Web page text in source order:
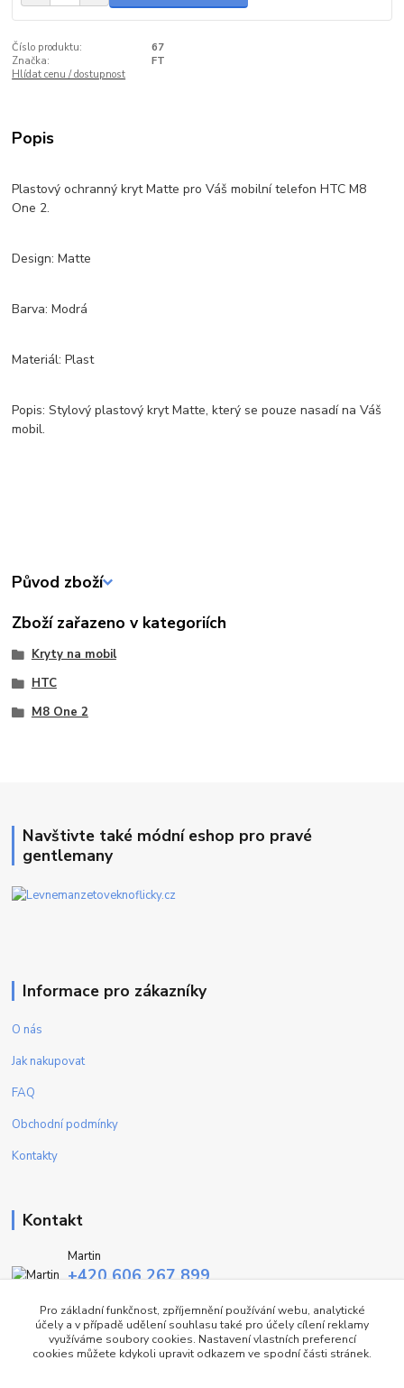
Číslo produktu:
67
Značka:
FT
Hlídat cenu / dostupnost
Popis
Plastový ochranný kryt Matte pro Váš mobilní telefon HTC M8
One 2.
Design: Matte
Barva: Modrá
Materiál: Plast
Popis: Stylový plastový kryt Matte, který se pouze nasadí na Váš
mobil.
Původ zboží
Zboží zařazeno v kategoriích
Kryty na mobil
HTC
M8 One 2
Navštivte také módní eshop pro pravé
gentlemany
Informace pro zákazníky
O nás
Jak nakupovat
FAQ
Obchodní podmínky
Kontakty
Kontakt
Martin
+420 606 267 899
info@fashiontrend.cz
Pro základní funkčnost, zpříjemnění používání webu, analytické
účely a v případě udělení souhlasu také pro účely cílení reklamy
využíváme soubory cookies. Nastavení vlastních preferencí
cookies můžete kdykoli upravit odkazem ve spodní části stránek.